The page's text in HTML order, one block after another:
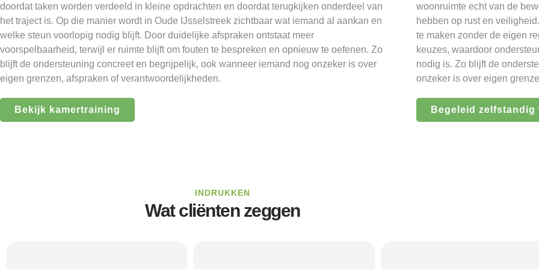
doordat taken worden verdeeld in kleine opdrachten en doordat terugkijken onderdeel van
het traject is. Op die manier wordt in Oude IJsselstreek zichtbaar wat iemand al aankan en
welke steun voorlopig nodig blijft. Door duidelijke afspraken ontstaat meer
voorspelbaarheid, terwijl er ruimte blijft om fouten te bespreken en opnieuw te oefenen. Zo
blijft de ondersteuning concreet en begrijpelijk, ook wanneer iemand nog onzeker is over
eigen grenzen, afspraken of verantwoordelijkheden.
Bekijk kamertraining
woonruimte echt van de
hebben op rust en
te maken zonder de eigen
keuzes, waardoor
nodig is. Zo blijft de
onzeker is over eigen
Begeleid
INDRUKKEN
Wat cliënten zeggen